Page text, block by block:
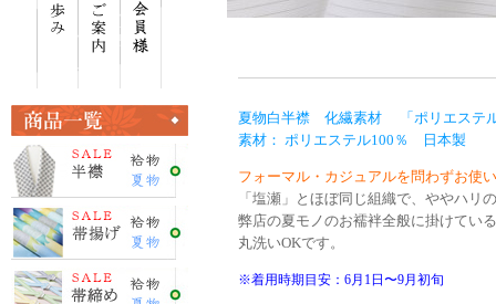
夏物白半襟 化繊素材 「ポリエステ
素材： ポリエステル100％ 日本製
フォーマル・カジュアルを問わずお使
「塩瀬」とほぼ同じ組織で、ややハリ
弊店の夏モノのお襦袢全般に掛けてい
丸洗いOKです。
※着用時期目安：6月1日〜9月初旬